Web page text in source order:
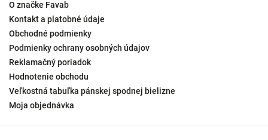
O značke Favab
Kontakt a platobné údaje
Obchodné podmienky
Podmienky ochrany osobných údajov
Reklamačný poriadok
Hodnotenie obchodu
Veľkostná tabuľka pánskej spodnej bielizne
Moja objednávka